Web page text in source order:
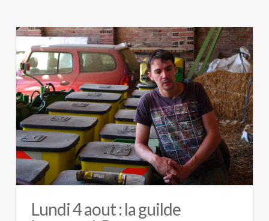
Lundi 4 aout : la guilde